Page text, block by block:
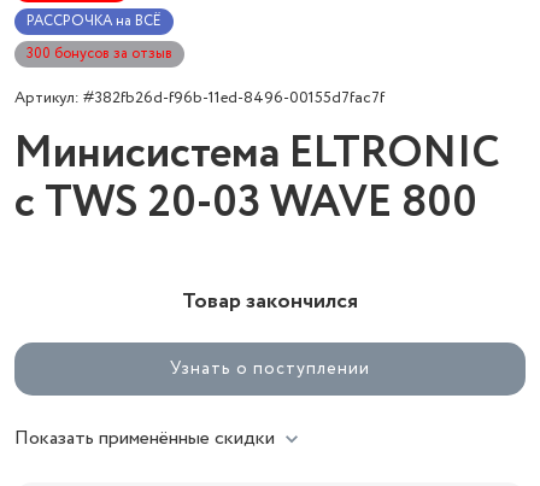
РАССРОЧКА на ВСЁ
300 бонусов за отзыв
Артикул: #382fb26d-f96b-11ed-8496-00155d7fac7f
Минисистема ELTRONIC
с TWS 20-03 WAVE 800
Товар закончился
Узнать о поступлении
Показать применённые скидки